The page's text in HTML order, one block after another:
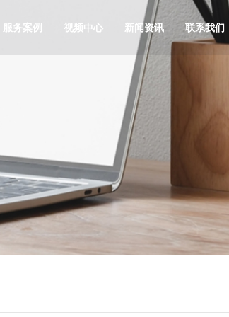
服务案例 视频中心 新闻资讯 联系我们